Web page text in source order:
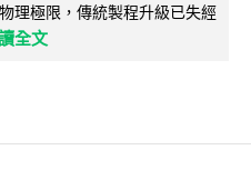
理極限，傳統製程升級已失經
全文